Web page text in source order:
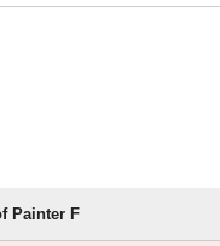
Painter F